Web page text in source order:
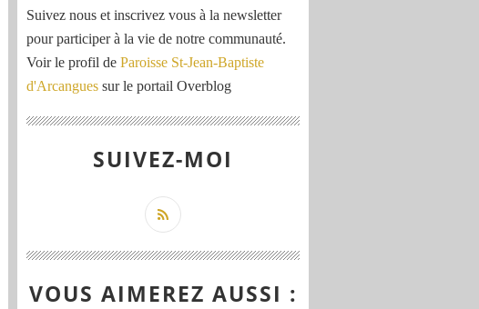
Suivez nous et inscrivez vous à la newsletter
pour participer à la vie de notre communauté.
Voir le profil de Paroisse St-Jean-Baptiste
d'Arcangues sur le portail Overblog
SUIVEZ-MOI
VOUS AIMEREZ AUSSI :